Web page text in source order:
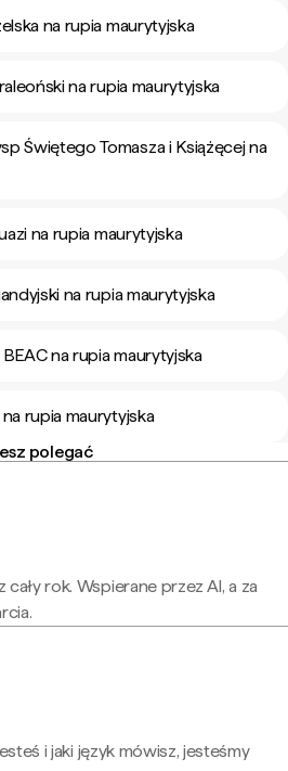
na rupia maurytyjska
na rupia maurytyjska
Świętego Tomasza i Książęcej na
na rupia maurytyjska
na rupia maurytyjska
na rupia maurytyjska
rupia maurytyjska
polegać
rok. Wspierane przez AI, a za
i jaki język mówisz, jesteśmy